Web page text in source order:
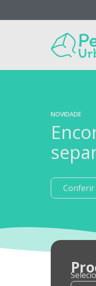
NOVIDADE
Conferir